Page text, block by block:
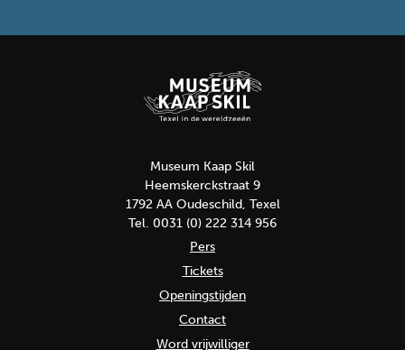
Museum Kaap Skil
Heemskerckstraat 9
1792 AA Oudeschild, Texel
Tel. 0031 (0) 222 314 956
Pers
Tickets
Openingstijden
Contact
Word vrijwilliger